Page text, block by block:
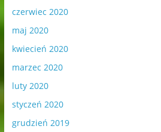
czerwiec 2020
maj 2020
kwiecień 2020
marzec 2020
luty 2020
styczeń 2020
grudzień 2019